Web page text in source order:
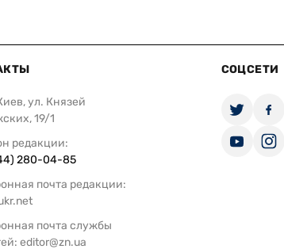
ул. Князей
19/1
редакции:
280-04-85
почта редакции:
почта службы
editor@zn.ua
СОЦСЕТИ